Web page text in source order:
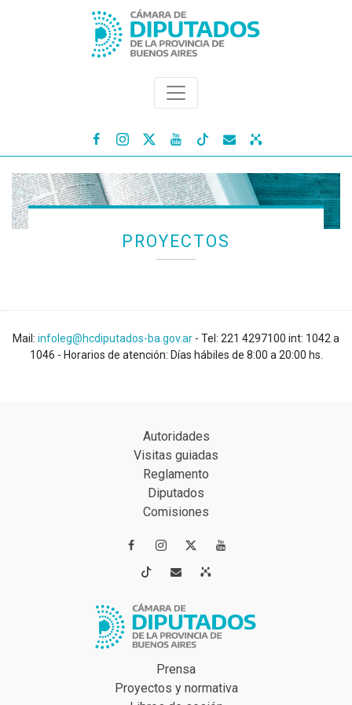
   
PROYECTOS
Mail: infoleg@hcdiputados-ba.gov.ar - Tel: 221 4297100 int: 1042 a
1046 - Horarios de atención: Días hábiles de 8:00 a 20:00 hs.
Autoridades
Visitas guiadas
Reglamento
Diputados
Comisiones
 
 
Prensa
Proyectos y normativa